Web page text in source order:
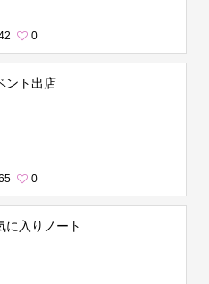
0
ント出店
0
に入りノート